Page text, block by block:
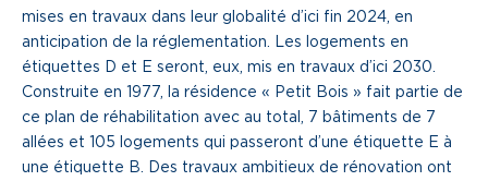
Notre culture
mises en travaux dans leur globalité d’ici fin 2024, en
anticipation de la réglementation. Les logements en
étiquettes D et E seront, eux, mis en travaux d’ici 2030.
Construite en 1977, la résidence « Petit Bois » fait partie de
ce plan de réhabilitation avec au total, 7 bâtiments de 7
allées et 105 logements qui passeront d’une étiquette E à
une étiquette B. Des travaux ambitieux de rénovation ont